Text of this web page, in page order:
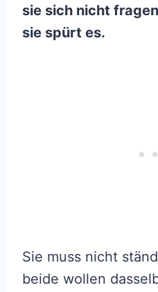
sie sich nicht
sie spürt es.
Sie muss nicht
beide wollen